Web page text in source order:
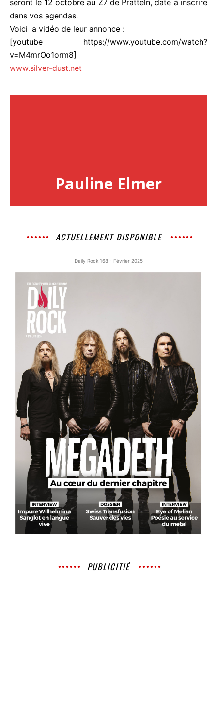
seront le 12 octobre au Z7 de Pratteln, date à inscrire
dans vos agendas.
Voici la vidéo de leur annonce :
[youtube https://www.youtube.com/watch?
v=M4mrOo1orm8]
www.silver-dust.net
Pauline Elmer
ACTUELLEMENT DISPONIBLE
Daily Rock 168 - Février 2025
PUBLICITIÉ